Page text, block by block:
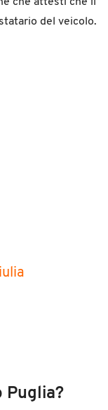
del veicolo.
Puglia?